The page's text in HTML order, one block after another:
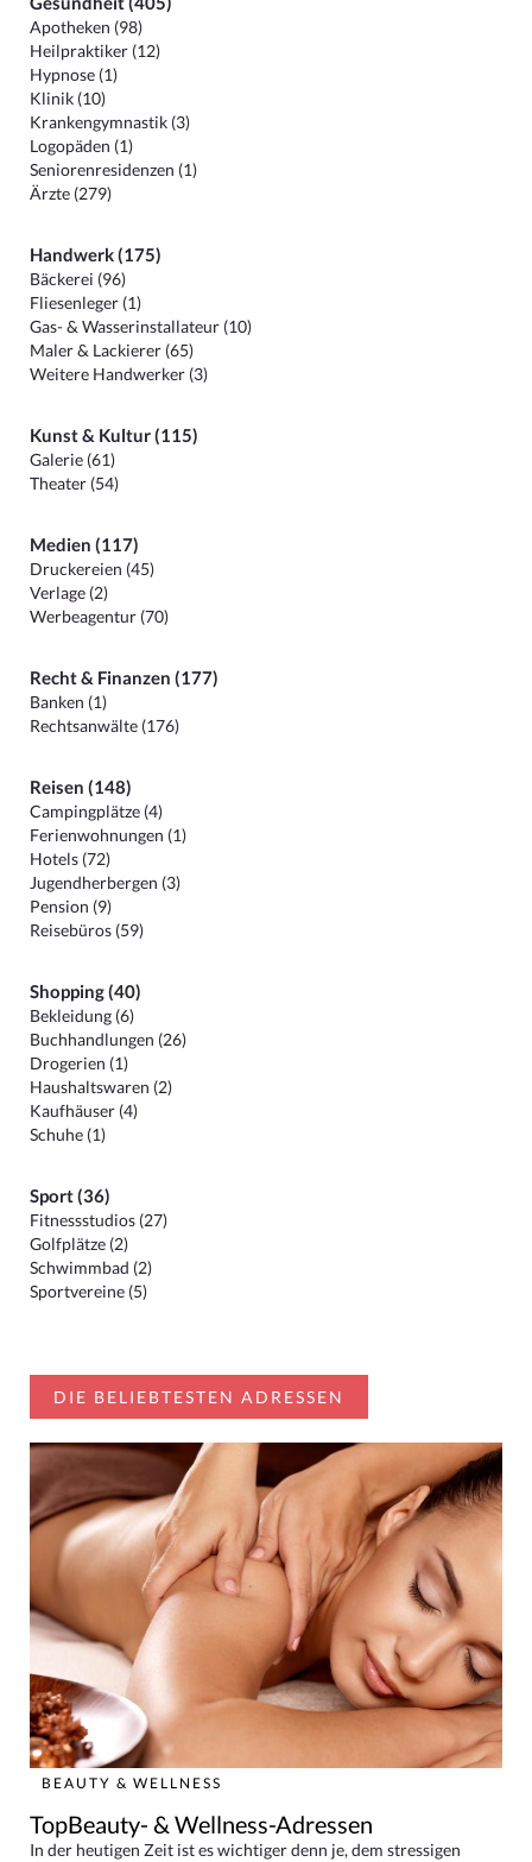
Apotheken (98)
Heilpraktiker (12)
Hypnose (1)
Klinik (10)
Krankengymnastik (3)
Logopäden (1)
Seniorenresidenzen (1)
Ärzte (279)
Handwerk (175)
Bäckerei (96)
Fliesenleger (1)
Gas- & Wasserinstallateur (10)
Maler & Lackierer (65)
Weitere Handwerker (3)
Kunst & Kultur (115)
Galerie (61)
Theater (54)
Medien (117)
Druckereien (45)
Verlage (2)
Werbeagentur (70)
Recht & Finanzen (177)
Banken (1)
Rechtsanwälte (176)
Reisen (148)
Campingplätze (4)
Ferienwohnungen (1)
Hotels (72)
Jugendherbergen (3)
Pension (9)
Reisebüros (59)
Shopping (40)
Bekleidung (6)
Buchhandlungen (26)
Drogerien (1)
Haushaltswaren (2)
Kaufhäuser (4)
Schuhe (1)
Sport (36)
Fitnessstudios (27)
Golfplätze (2)
Schwimmbad (2)
Sportvereine (5)
DIE BELIEBTESTEN ADRESSEN
BEAUTY & WELLNESS
TopBeauty- & Wellness-Adressen
In der heutigen Zeit ist es wichtiger denn je, dem stressigen